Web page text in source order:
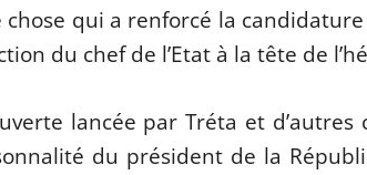
qui a renforcé la
du chef de l’Etat à la tête de
lancée par Tréta et d’autres
du président de la